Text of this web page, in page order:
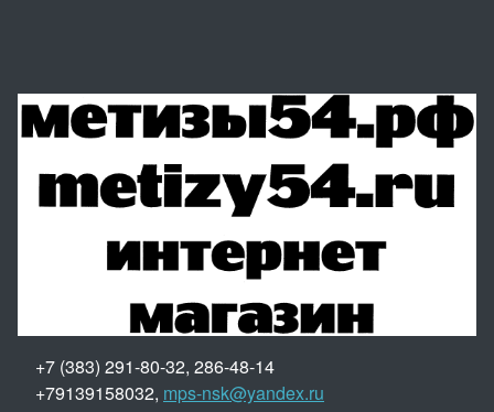
+7 (383) 291-80-32, 286-48-14
+79139158032, mps-nsk@yandex.ru